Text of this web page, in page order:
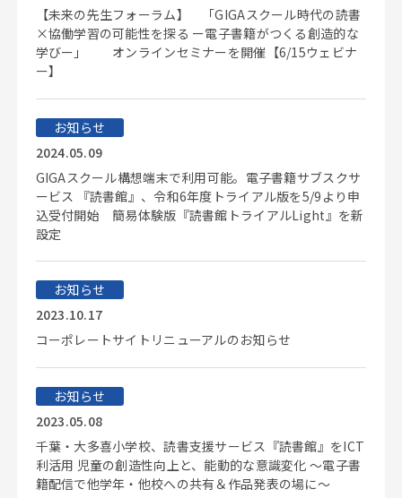
【未来の先生フォーラム】 「GIGAスクール時代の読書
×協働学習の可能性を探る ー電子書籍がつくる創造的な
学びー」 オンラインセミナーを開催【6/15ウェビナ
ー】
お知らせ
2024.05.09
GIGAスクール構想端末で利用可能。電子書籍サブスクサ
ービス 『読書館』、令和6年度トライアル版を5/9より申
込受付開始 簡易体験版『読書館トライアルLight』を新
設定
お知らせ
2023.10.17
コーポレートサイトリニューアルのお知らせ
お知らせ
2023.05.08
千葉・大多喜小学校、読書支援サービス『読書館』をICT
利活用 児童の創造性向上と、能動的な意識変化 ～電子書
籍配信で他学年・他校への共有＆作品発表の場に～